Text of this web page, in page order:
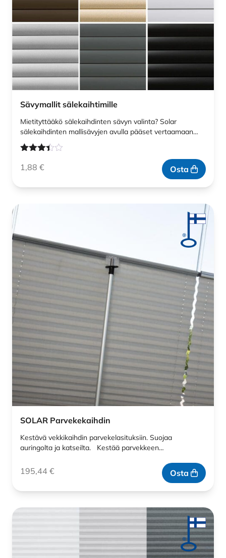
Sävymallit sälekaihtimille
Mietityttääkö sälekaihdinten sävyn valinta? Solar
sälekaihdinten mallisävyjen avulla pääset vertaamaan…
tuotteesta:
1,88 € Osta
SOLAR Parvekekaihdin
Kestävä vekkikaihdin parvekelasituksiin. Suojaa
auringolta ja katseilta. Kestää parvekkeen…
195,44 € Osta